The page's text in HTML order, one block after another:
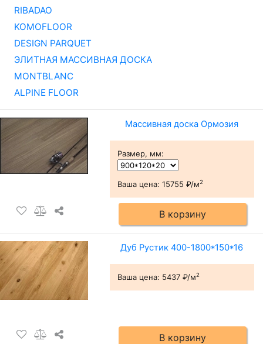
RIBADAO
KOMOFLOOR
DESIGN PARQUET
ЭЛИТНАЯ МАССИВНАЯ ДОСКА
MONTBLANC
ALPINE FLOOR
Массивная доска Ормозия
Размер, мм:
Ваша цена: 15755 ₽/м2
В корзину
Дуб Рустик 400-1800*150*16
Ваша цена: 5437 ₽/м2
В корзину